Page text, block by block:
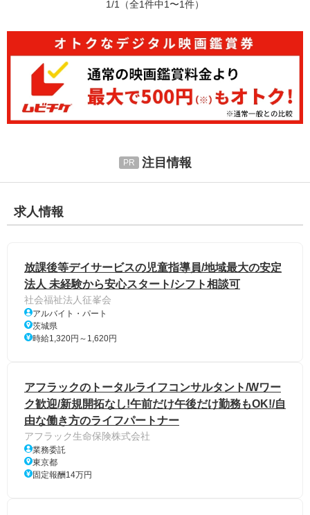
1/1 （全1件中1〜1件）
注目情報
求人情報
放課後等デイサービスの児童指導員/地域最大の安定
法人 未経験から安心スタート/シフト相談可
社会福祉法人征峯会
アルバイト・パート
茨城県
時給1,320円～1,620円
アフラックのトータルライフコンサルタント/Wワー
ク歓迎/新規開拓なし!午前だけ午後だけ勤務もOK!/自
由な働き方のライフパートナー
アフラック生命保険株式会社
業務委託
東京都
固定報酬14万円